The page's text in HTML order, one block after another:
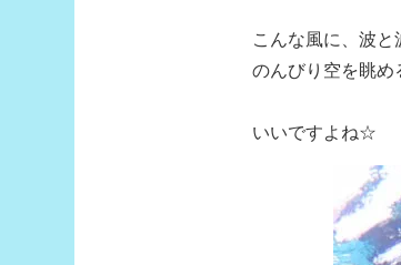
こんな風に、波
のんびり空を眺め
いいですよね☆